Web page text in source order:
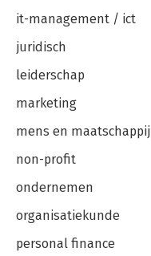
it-management / ict
juridisch
leiderschap
marketing
mens en maatschappij
non-profit
ondernemen
organisatiekunde
personal finance